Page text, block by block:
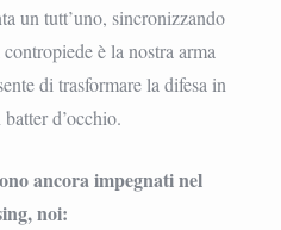
un tutt’uno, sincronizzando
è la nostra arma
di trasformare la difesa in
d’occhio.
ancora impegnati nel
noi: